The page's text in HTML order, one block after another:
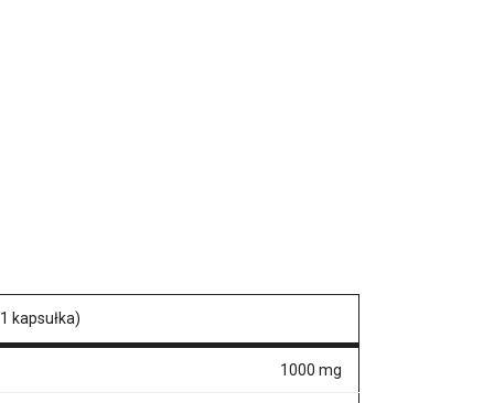
kapsułka)
1000 mg